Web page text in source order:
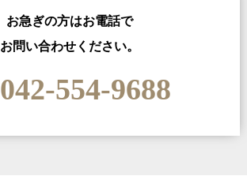
お急ぎの方はお電話で
お問い合わせください。
042-554-9688